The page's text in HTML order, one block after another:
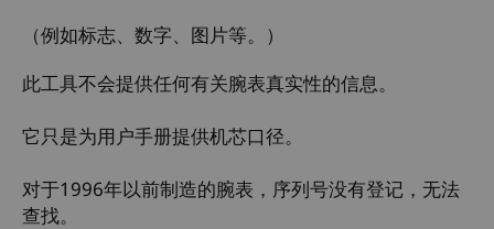
（例如标志、数字、图片等。）
此工具不会提供任何有关腕表真实性的信息。
它只是为用户手册提供机芯口径。
对于1996年以前制造的腕表，序列号没有登记，无法
查找。